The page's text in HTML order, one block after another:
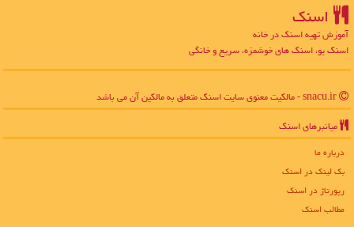
اسنك
آموزش تهیه اسنک در خانه
اسنک یو، اسنک های خوشمزه، سریع و خانگی
میانبرهای اسنك
درباره ما
بک لینک در اسنك
رپورتاژ در اسنك
مطالب اسنك